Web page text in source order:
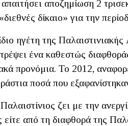
αποζημίωση 2
δίκαιο» για την
ηγέτη της
ένα καθεστώς
προνόμια. Το 2012,
ποσά που
ζει με την
από τη διαφθορά της